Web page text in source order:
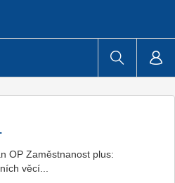
OP Zaměstnanost plus:
věcí...